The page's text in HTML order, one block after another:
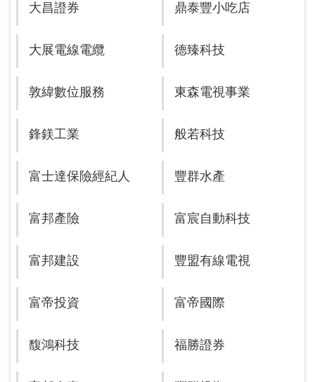
大昌證券 鼎泰豐小吃店
大展電線電纜 德臻科技
敦緯數位服務 東森電視事業
鋒鎂工業 般若科技
富士達保險經紀人 豐群水產
富邦產險 富宸自動科技
富邦建設 豐盟有線電視
富帝投資 富帝國際
馥鴻科技 福勝證券